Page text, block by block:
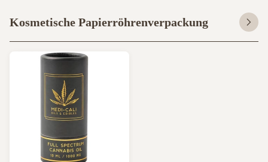
Kosmetische Papierröhrenverpackung